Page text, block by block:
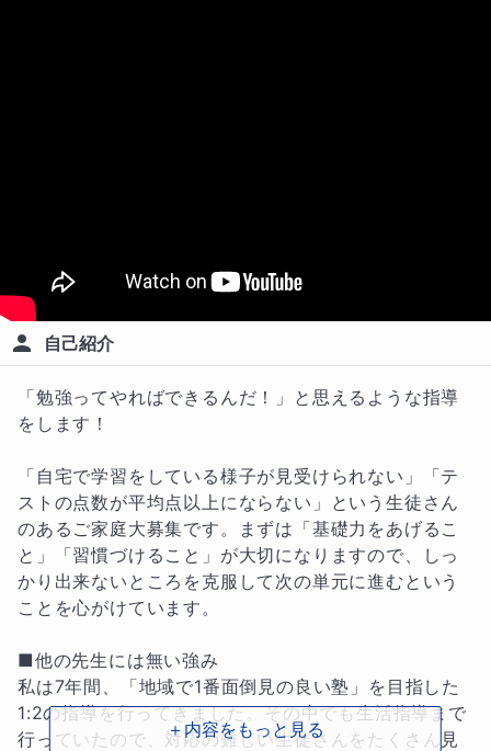
自己紹介
「勉強ってやればできるんだ！」と思えるような指導
をします！
「自宅で学習をしている様子が見受けられない」「テ
ストの点数が平均点以上にならない」という生徒さん
のあるご家庭大募集です。まずは「基礎力をあげるこ
と」「習慣づけること」が大切になりますので、しっ
かり出来ないところを克服して次の単元に進むという
ことを心がけています。
■他の先生には無い強み
私は7年間、「地域で1番面倒見の良い塾」を目指した
1:2の指導を行ってきました。その中でも生活指導まで
行っていたので、対応の難しい生徒さんをたくさん見
＋内容をもっと見る